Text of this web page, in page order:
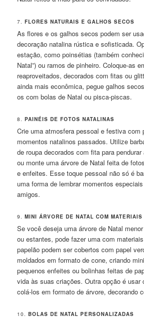
7.FLORES NATURAIS E GALHOS SECOS
As flores e os galhos secos podem ser
decoração natalina rústica e sofisticada.
estação, como poinsétias (também
Natal”) ou ramos de pinheiro. Coloque-as
reaproveitados, decorados com fitas ou
ainda mais econômica, pegue galhos
os com bolas de Natal ou pisca-piscas.
8.PAINÉIS DE FOTOS NATALINAS
Crie uma atmosfera pessoal e festiva com
momentos natalinos passados. Utilize
de roupa decorados com fita para
ou monte uma árvore de Natal feita de
e enfeites. Esse toque pessoal não só é
uma forma de lembrar momentos
amigos.
9.MINI ÁRVORE DE NATAL COM
Se você deseja uma árvore de Natal
ou estantes, pode fazer uma com
papelão podem ser cobertos com papel
moldados em formato de cone, criando
pequenos enfeites ou bolinhas feitas de
vida às suas criações. Outra opção é usar
colá-los em formato de árvore, decorando
10.BOLAS DE NATAL PERSONALIZADAS